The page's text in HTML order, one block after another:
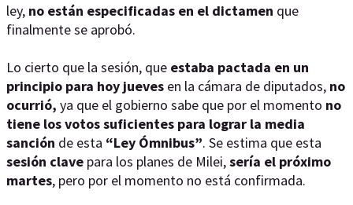
ley, no están especificadas en el dictamen que
finalmente se aprobó.
Lo cierto que la sesión, que estaba pactada en un
principio para hoy jueves en la cámara de diputados, no
ocurrió, ya que el gobierno sabe que por el momento no
tiene los votos suficientes para lograr la media
sanción de esta “Ley Ómnibus”. Se estima que esta
sesión clave para los planes de Milei,sería el próximo
martes, pero por el momento no está confirmada.